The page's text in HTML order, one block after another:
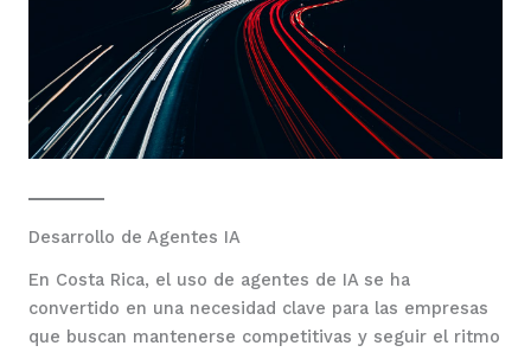
Desarrollo de Agentes IA
En Costa Rica, el uso de agentes de IA se ha
convertido en una necesidad clave para las empresas
que buscan mantenerse competitivas y seguir el ritmo